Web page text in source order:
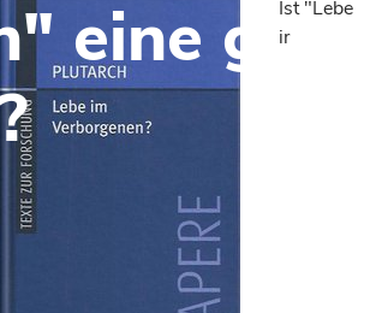
eine gute
Ist "Lebe
im